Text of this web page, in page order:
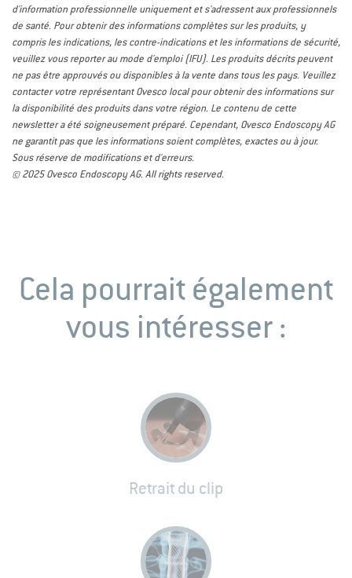
d'information professionnelle uniquement et s'adressent aux professionnels
de santé. Pour obtenir des informations complètes sur les produits, y
compris les indications, les contre-indications et les informations de sécurité,
veuillez vous reporter au mode d'emploi (IFU). Les produits décrits peuvent
ne pas être approuvés ou disponibles à la vente dans tous les pays. Veuillez
contacter votre représentant Ovesco local pour obtenir des informations sur
la disponibilité des produits dans votre région. Le contenu de cette
newsletter a été soigneusement préparé. Cependant, Ovesco Endoscopy AG
ne garantit pas que les informations soient complètes, exactes ou à jour.
Sous réserve de modifications et d'erreurs.
© 2025 Ovesco Endoscopy AG. All rights reserved.
Cela pourrait également
vous intéresser :
Retrait du clip